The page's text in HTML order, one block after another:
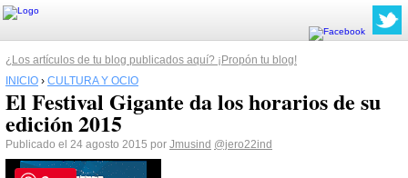
¿Los artículos de tu blog publicados aquí? ¡Propón tu blog!
INICIO › CULTURA Y OCIO
El Festival Gigante da los horarios de su
edición 2015
Publicado el 24 agosto 2015 por Jmusind @jero22ind